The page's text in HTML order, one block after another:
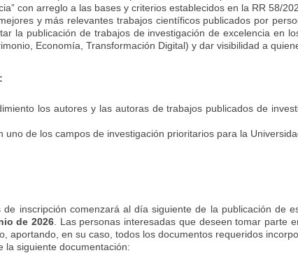
con arreglo a las bases y criterios establecidos en la RR 58/
y más relevantes trabajos científicos publicados por
la publicación de trabajos de investigación de excelencia en
Economía, Transformación Digital) y dar visibilidad a
los autores y las autoras de trabajos publicados de
de los campos de investigación prioritarios para la
inscripción comenzará al día siguiente de la publicación de
de 2026 . Las personas interesadas que deseen tomar parte
aportando, en su caso, todos los documentos requeridos
la siguiente documentación: